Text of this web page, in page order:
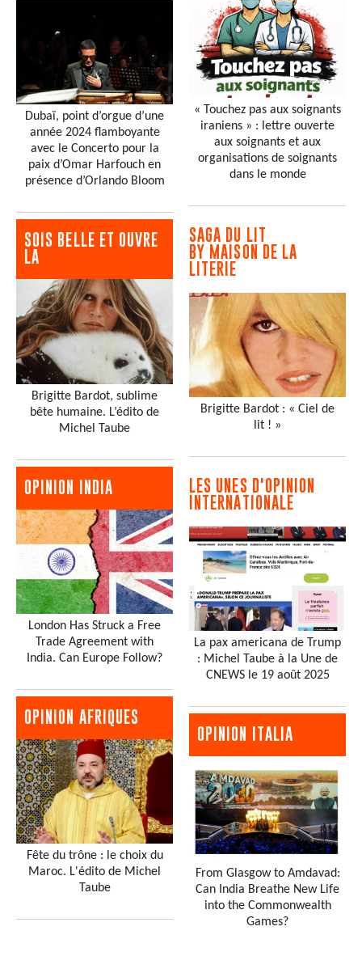
Dubaï, point d’orgue d’une
année 2024 flamboyante
avec le Concerto pour la
paix d’Omar Harfouch en
présence d’Orlando Bloom
SOIS BELLE ET OUVRE
LA
Brigitte Bardot, sublime
bête humaine. L’édito de
Michel Taube
OPINION INDIA
London Has Struck a Free
Trade Agreement with
India. Can Europe Follow?
OPINION AFRIQUES
Fête du trône : le choix du
Maroc. L'édito de Michel
Taube
« Touchez pas aux soignants
iraniens » : lettre ouverte
aux soignants et aux
organisations de soignants
dans le monde
SAGA DU LIT
BY MAISON DE LA
LITERIE
Brigitte Bardot : « Ciel de
lit ! »
LES UNES D'OPINION
INTERNATIONALE
La pax americana de Trump
: Michel Taube à la Une de
CNEWS le 19 août 2025
OPINION ITALIA
From Glasgow to Amdavad:
Can India Breathe New Life
into the Commonwealth
Games?